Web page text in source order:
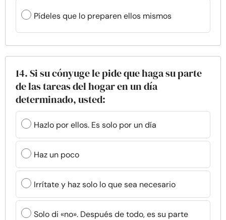
Pídeles que lo preparen ellos mismos
14. Si su cónyuge le pide que haga su parte
de las tareas del hogar en un día
determinado, usted:
Hazlo por ellos. Es solo por un día
Haz un poco
Irrítate y haz solo lo que sea necesario
Solo di «no». Después de todo, es su parte